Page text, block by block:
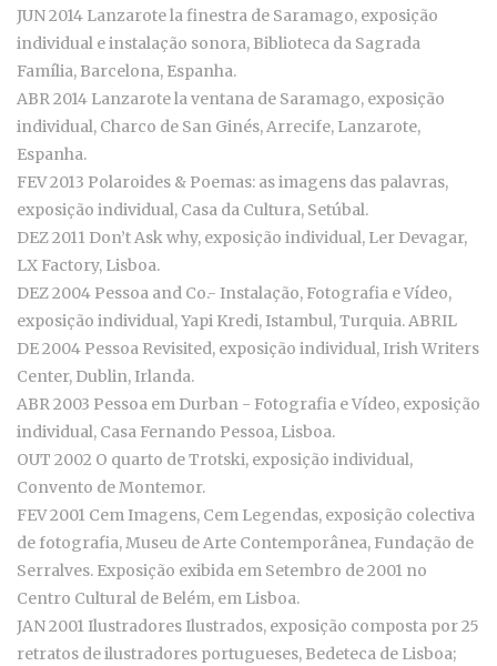
JUN 2014 Lanzarote la finestra de Saramago, exposição
individual e instalação sonora, Biblioteca da Sagrada
Família, Barcelona, Espanha.
ABR 2014 Lanzarote la ventana de Saramago, exposição
individual, Charco de San Ginés, Arrecife, Lanzarote,
Espanha.
FEV 2013 Polaroides & Poemas: as imagens das palavras,
exposição individual, Casa da Cultura, Setúbal.
DEZ 2011 Don’t Ask why, exposição individual, Ler Devagar,
LX Factory, Lisboa.
DEZ 2004 Pessoa and Co.- Instalação, Fotografia e Vídeo,
exposição individual, Yapi Kredi, Istambul, Turquia. ABRIL
DE 2004 Pessoa Revisited, exposição individual, Irish Writers
Center, Dublin, Irlanda.
ABR 2003 Pessoa em Durban - Fotografia e Vídeo, exposição
individual, Casa Fernando Pessoa, Lisboa.
OUT 2002 O quarto de Trotski, exposição individual,
Convento de Montemor.
FEV 2001 Cem Imagens, Cem Legendas, exposição colectiva
de fotografia, Museu de Arte Contemporânea, Fundação de
Serralves. Exposição exibida em Setembro de 2001 no
Centro Cultural de Belém, em Lisboa.
JAN 2001 Ilustradores Ilustrados, exposição composta por 25
retratos de ilustradores portugueses, Bedeteca de Lisboa;